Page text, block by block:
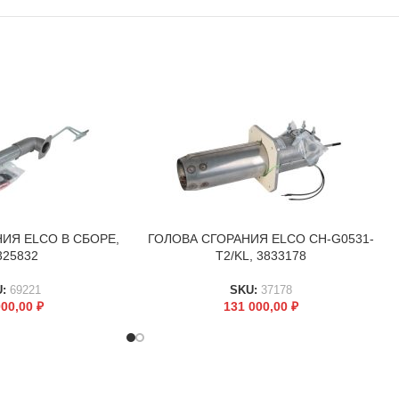
ELCO В СБОРЕ,
69221
₽
В КОРЗИНУ
ГОЛОВА СГОРАНИЯ ELCO CH-G0531-
T2/KL, 3833178
SKU: 37178
131 000,00₽